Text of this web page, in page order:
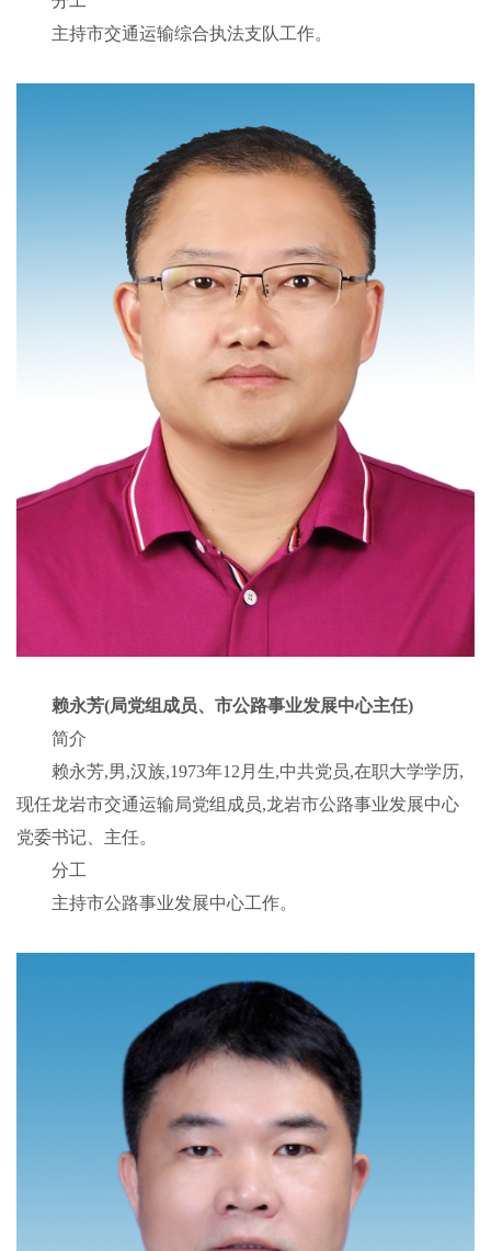
主持市交通运输综合执法支队工作。
赖永芳(局党组成员、市公路事业发展中心主任)
简介
赖永芳,男,汉族,1973年12月生,中共党员,在职大学学历,
现任龙岩市交通运输局党组成员,龙岩市公路事业发展中心
党委书记、主任。
分工
主持市公路事业发展中心工作。